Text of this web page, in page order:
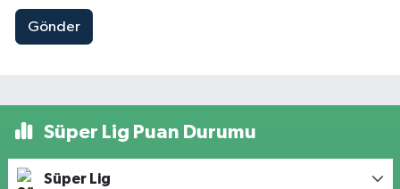
Gönder
Süper Lig Puan Durumu
Süper Lig